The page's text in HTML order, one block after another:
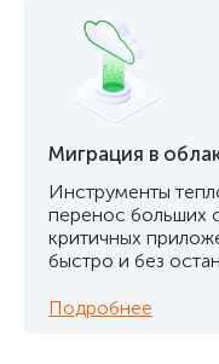
Миграция в
Инструменты
перенос больших
критичных
быстро и без
Подробнее